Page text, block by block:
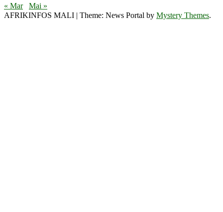
« Mar
Mai »
AFRIKINFOS MALI | Theme: News Portal by Mystery Themes.